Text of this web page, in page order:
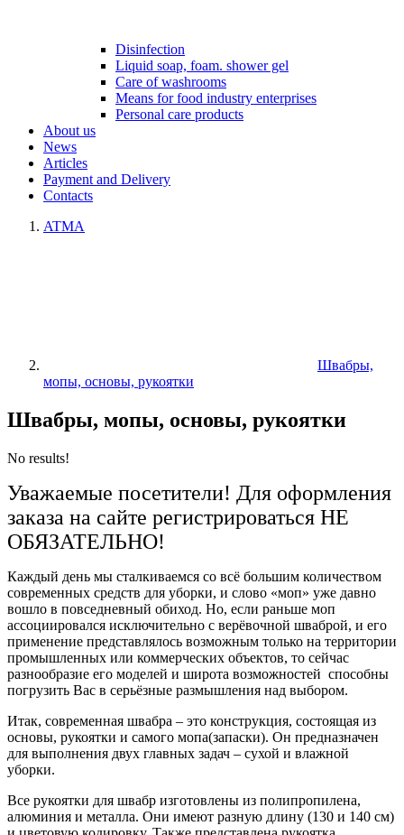
Disinfection
Liquid soap, foam. shower gel
Care of washrooms
Means for food industry enterprises
Personal care products
About us
News
Articles
Payment and Delivery
Contacts
ATMA
Швабры,
мопы, основы, рукоятки
Швабры, мопы, основы, рукоятки
No results!
Уважаемые посетители! Для оформления
заказа на сайте регистрироваться НЕ
ОБЯЗАТЕЛЬНО!
Каждый день мы сталкиваемся со всё большим количеством
современных средств для уборки, и слово «моп» уже давно
вошло в повседневный обиход. Но, если раньше моп
ассоциировался исключительно с верёвочной шваброй, и его
применение представлялось возможным только на территории
промышленных или коммерческих объектов, то сейчас
разнообразие его моделей и широта возможностей способны
погрузить Вас в серьёзные размышления над выбором.
Итак, современная швабра – это конструкция, состоящая из
основы, рукоятки и самого мопа(запаски). Он предназначен
для выполнения двух главных задач – сухой и влажной
уборки.
Все рукоятки для швабр изготовлены из полипропилена,
алюминия и металла. Они имеют разную длину (130 и 140 см)